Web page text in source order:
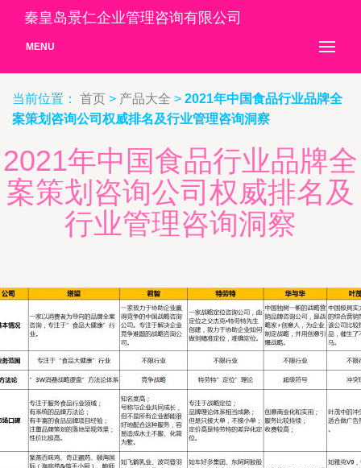
秦皇岛景仁企业管理咨询有限公司
MENU
当前位置： 首页 > 产品大全 > 2021年中国食品行业品牌全
案策划咨询公司权威排名及行业管理咨询洞察
2021年中国食品行业品牌全
案策划咨询公司权威排名及
行业管理咨询洞察